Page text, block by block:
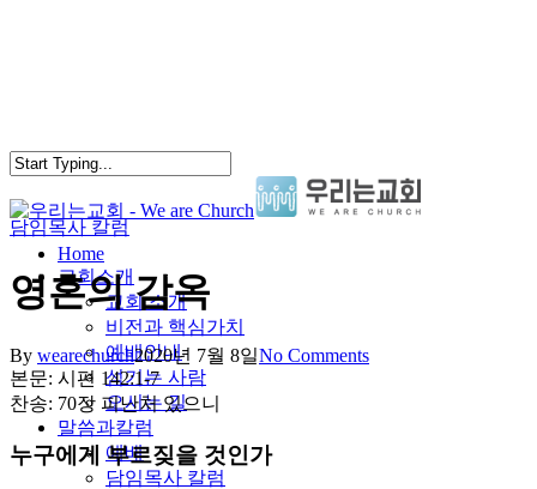
search
Menu
Home
교회소개
교회 소개
비전과 핵심가치
예배안내
섬기는 사람
오시는 길
말씀과칼럼
예배
담임목사 칼럼
담임목사 칼럼
영혼의 감옥
By wearechurch2020년 7월 8일No Comments
본문: 시편 142:1-7
찬송: 70장 피난처 있으니
누구에게 부르짖을 것인가